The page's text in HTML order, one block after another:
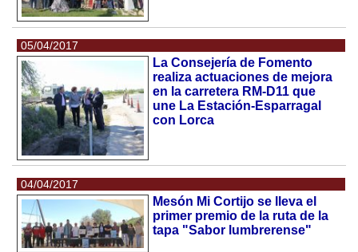
05/04/2017
La Consejería de Fomento
realiza actuaciones de mejora
en la carretera RM-D11 que
une La Estación-Esparragal
con Lorca
04/04/2017
Mesón Mi Cortijo se lleva el
primer premio de la ruta de la
tapa "Sabor lumbrerense"